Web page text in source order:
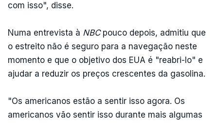
com isso", disse.
Numa entrevista à NBCpouco depois, admitiu que
o estreito não é seguro para a navegação neste
momento e que o objetivo dos EUA é "reabri-lo" e
ajudar a reduzir os preços crescentes da gasolina.
"Os americanos estão a sentir isso agora. Os
americanos vão sentir isso durante mais algumas